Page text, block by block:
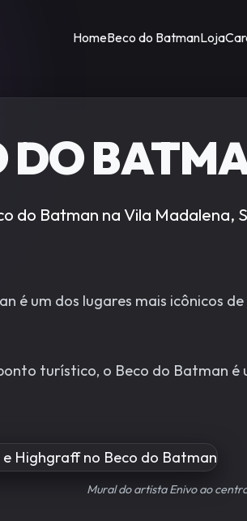
HomeBeco do BatmanLoja
DO
do Batman na Vila Madalena,
é um dos lugares mais icônicos
turístico, o Beco do Batman
Mural do artista Enivo ao